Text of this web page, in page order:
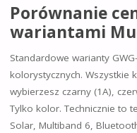
Porównanie
wariantami
Standardowe warianty
kolorystycznych. Wszystkie
wybierzesz czarny (1A),
Tylko kolor. Technicznie to
Solar, Multiband 6,